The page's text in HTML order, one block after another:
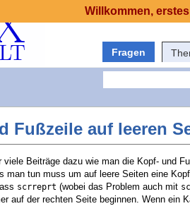
Fragen
Fußzeile auf leeren
viele Beiträge dazu wie man die Kopf- und
man tun muss um auf leere Seiten eine
scrreprt (wobei das Problem auch mit
auf der rechten Seite beginnen. Wenn ein
Willkommen,